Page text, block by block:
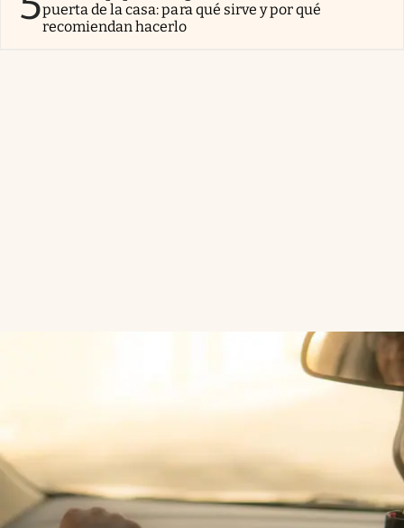
puerta de la casa: para qué sirve y por qué
recomiendan hacerlo